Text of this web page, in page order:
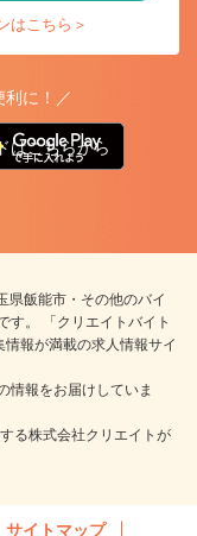
はこちら＞
利に！／
はこちらから
県飯能市・その他のバイ
す。 「クリエイトバイト
報が満載の求人情報サイ
情報をお届けしていま
る株式会社クリエイトが
サイトマップ